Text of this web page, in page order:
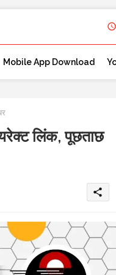
Mobile App Download
लिंक, पूछताछ
share